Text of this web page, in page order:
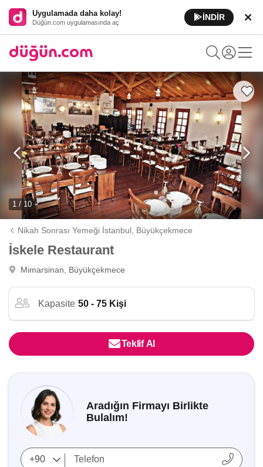
Uygulamada daha kolay!
Düğün.com uygulamasında aç
İNDİR
1 / 10
Nikah Sonrası Yemeği İstanbul, Büyükçekmece
İskele Restaurant
Mimarsinan, Büyükçekmece
Kapasite 50 - 75 Kişi
Teklif Al
Aradığın Firmayı Birlikte
Bulalım!